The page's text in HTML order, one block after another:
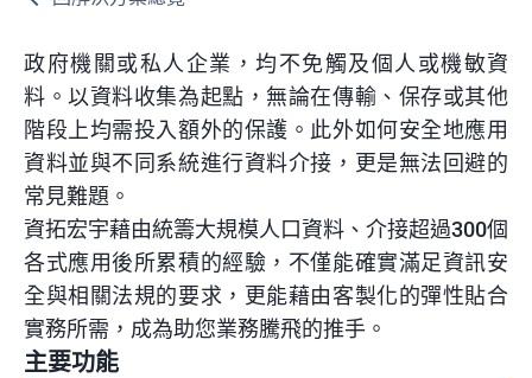
政府機關或私人企業，均不免觸及個人或機敏資
料。以資料收集為起點，無論在傳輸、保存或其他
階段上均需投入額外的保護。此外如何安全地應用
資料並與不同系統進行資料介接，更是無法回避的
常見難題。
資拓宏宇藉由統籌大規模人口資料、介接超過300個
各式應用後所累積的經驗，不僅能確實滿足資訊安
全與相關法規的要求，更能藉由客製化的彈性貼合
實務所需，成為助您業務騰飛的推手。
主要功能